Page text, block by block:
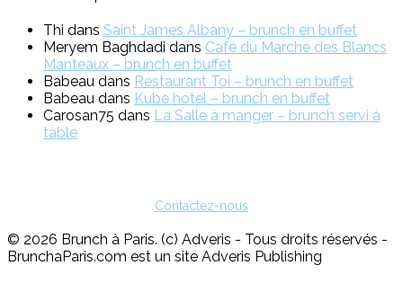
Thi dans Saint James Albany – brunch en buffet
Meryem Baghdadi dans Café du Marché des Blancs
Manteaux – brunch en buffet
Babeau dans Restaurant Toi – brunch en buffet
Babeau dans Kube hotel – brunch en buffet
Carosan75 dans La Salle à manger – brunch servi à
table
Contactez-nous
© 2026 Brunch à Paris. (c) Adveris - Tous droits réservés -
BrunchaParis.com est un site Adveris Publishing